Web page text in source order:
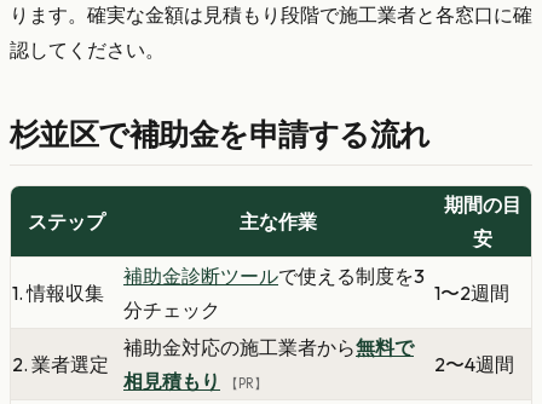
ります。確実な金額は見積もり段階で施工業者と各窓口に確
認してください。
杉並区で補助金を申請する流れ
ステップ 主な作業
期間の目
安
1. 情報収集
補助金診断ツールで使える制度を3
分チェック
1〜2週間
2. 業者選定
補助金対応の施工業者から無料で
相見積もり
【PR】
2〜4週間